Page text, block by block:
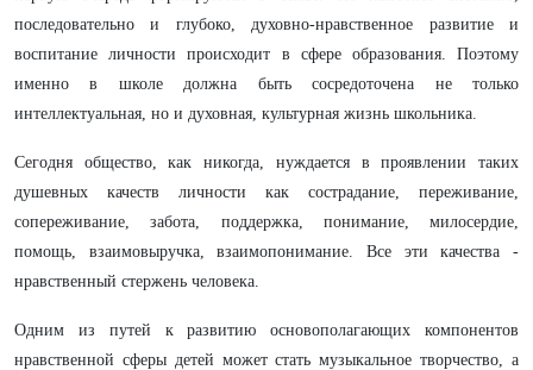
последовательно и глубоко, духовно-нравственное развитие и
воспитание личности происходит в сфере образования. Поэтому
именно в школе должна быть сосредоточена не только
интеллектуальная, но и духовная, культурная жизнь школьника.
Сегодня общество, как никогда, нуждается в проявлении таких
душевных качеств личности как сострадание, переживание,
сопереживание, забота, поддержка, понимание, милосердие,
помощь, взаимовыручка, взаимопонимание. Все эти качества -
нравственный стержень человека.
Одним из путей к развитию основополагающих компонентов
нравственной сферы детей может стать музыкальное творчество, а